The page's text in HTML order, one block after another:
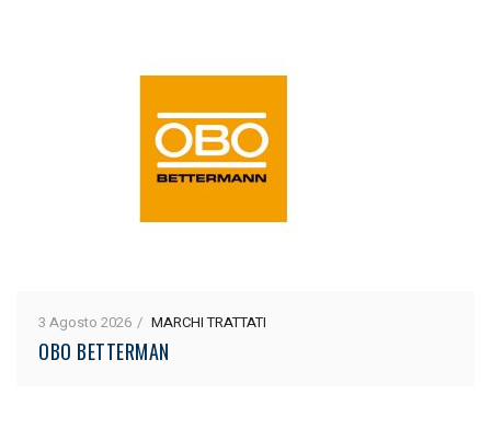
3 Agosto 2026 MARCHI TRATTATI
OBO BETTERMAN